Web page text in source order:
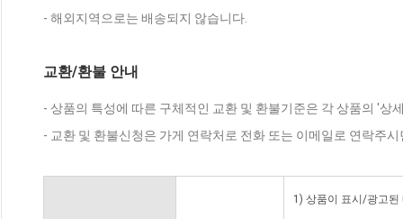
- 해외지역으로는 배송되지 않습니다.
교환/환불 안내
- 상품의 특성에 따른 구체적인 교환 및 환불기준은 각 상품의 '상
- 교환 및 환불신청은 가게 연락처로 전화 또는 이메일로 연락주
1) 상품이 표시/광고된